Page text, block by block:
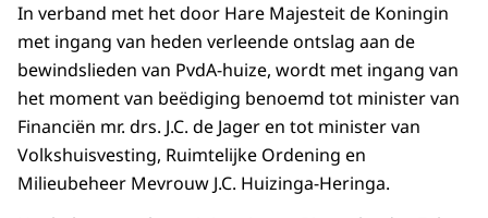
In verband met het door Hare Majesteit de Koningin
met ingang van heden verleende ontslag aan de
bewindslieden van PvdA-huize, wordt met ingang van
het moment van beëdiging benoemd tot minister van
Financiën mr. drs. J.C. de Jager en tot minister van
Volkshuisvesting, Ruimtelijke Ordening en
Milieubeheer Mevrouw J.C. Huizinga-Heringa.